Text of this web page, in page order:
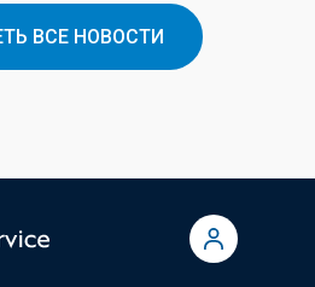
ВСЕ НОВОСТИ